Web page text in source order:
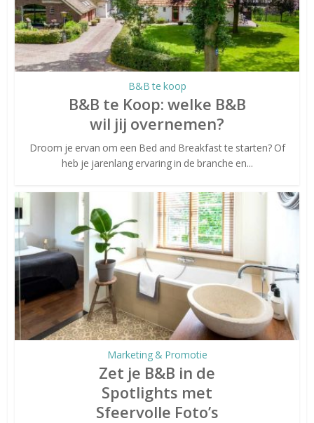
B&B te koop
B&B te Koop: welke B&B
wil jij overnemen?
Droom je ervan om een Bed and Breakfast te starten? Of
heb je jarenlang ervaring in de branche en...
Marketing & Promotie
Zet je B&B in de
Spotlights met
Sfeervolle Foto’s